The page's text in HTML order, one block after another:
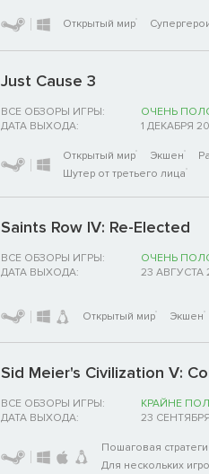
Открытый мир
Just Cause 3
ВСЕ ОБЗОРЫ ИГРЫ:
ОЧЕНЬ
ДАТА ВЫХОДА:
1 ДЕКАБРЯ
Открытый мир Экшен
Шутер от третьего лица
Saints Row IV: Re-Elected
ВСЕ ОБЗОРЫ ИГРЫ:
ОЧЕНЬ
ДАТА ВЫХОДА:
23 АВГУСТА
Открытый мир Экшен
Sid Meier's Civilization V:
ВСЕ ОБЗОРЫ ИГРЫ:
КРАЙНЕ
ДАТА ВЫХОДА:
23
Пошаговая
Для нескольких